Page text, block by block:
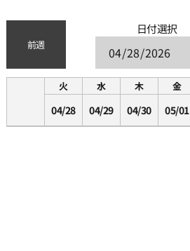
前週
日付選択
火
04/28
水
04/29
木
04/30
金
05/01